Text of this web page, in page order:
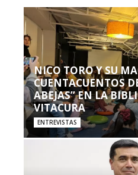
NICO TORO Y SU
CUENTACUENTOS
ABEJAS” EN LA
VITACURA
ENTREVISTAS